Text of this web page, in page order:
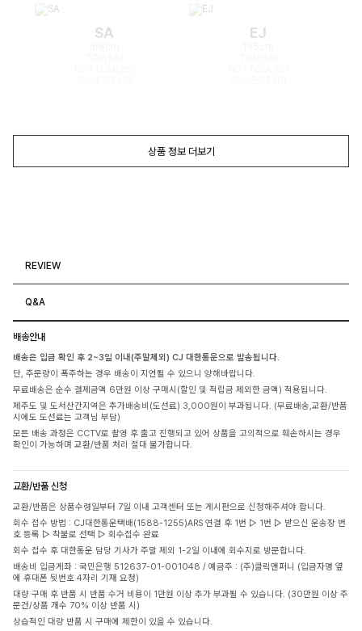
SA EJ
상품 정보 더보기
REVIEW
Q&A
배송안내
배송은 입금 확인 후 2~3일 이내(주말제외) CJ 대한통운으로 발송됩니다.
단, 주문량이 폭주하는 경우 배송이 지연될 수 있으니 양해바랍니다.
무료배송은 순수 결제금액 6만원 이상 구매시(할인 및 적립금 제외한 금액) 적용됩니다.
제주도 및 도서산간지역은 추가배송비(도선료) 3,000원이 부과됩니다. (무료배송,교환/반품
시에도 도선료는 고객님 부담)
모든 배송 과정은 CCTV로 촬영 후 출고 진행되고 있어 상품을 고의적으로 훼손하시는 경우
확인이 가능하며 교환/반품 처리 절대 불가합니다.
교환/반품 신청
교환/반품은 상품수령일부터 7일 이내 고객센터 또는 게시판으로 신청해주셔야 합니다.
회수 접수 방법 : CJ대한통운택배(1588-1255)ARS 연결 후 1번 ▷ 1번 ▷ 받으신 운송장 번
호 등록 ▷ 착불로 선택 ▷ 회수접수 완료
회수 접수 후 대한통운 담당 기사가 주말 제외 1-2일 이내에 회수지로 방문합니다.
배송비 입금계좌 : 국민은행 512637-01-001048 / 예금주 : (주)클릭앤퍼니 (입금자명 옆
에 휴대폰 뒷번호 4자리 기재 요청)
대량 구매 후 반품 시 반품 수거 비용이 1만원 이상 추가 부과될 수 있습니다. (30만원 이상 주
문건/상품 개수 70% 이상 반품 시)
상습적인 대량 반품 시 구매에 제한이 있을 수 있습니다.